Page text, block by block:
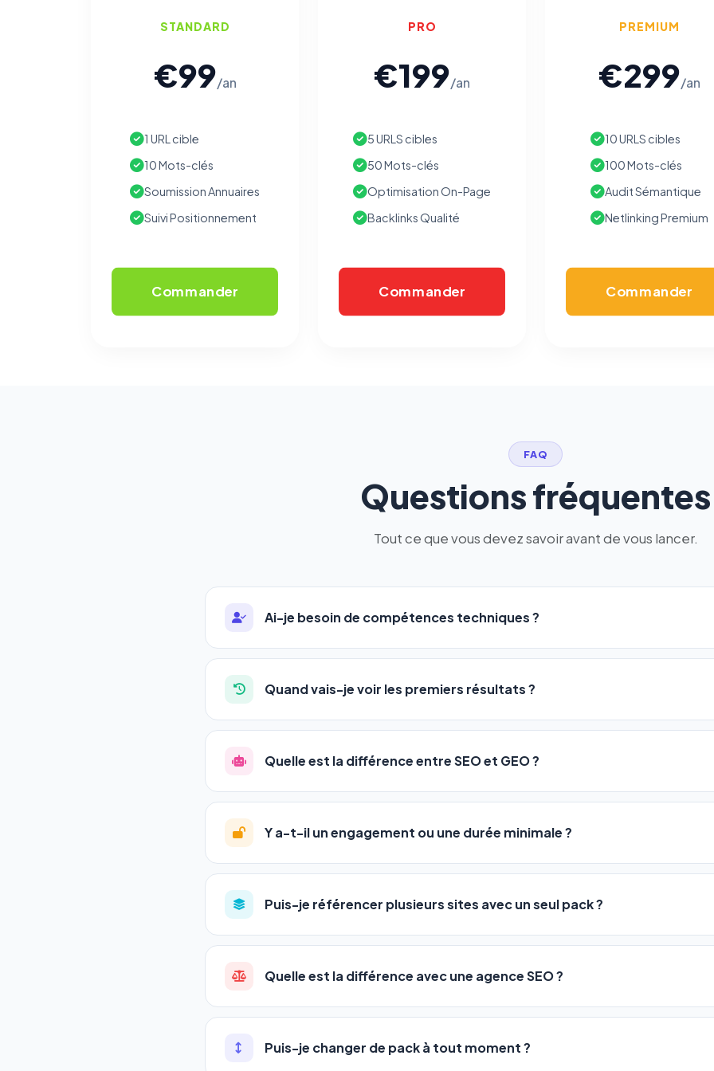
STANDARD
€99/an
1 URL cible
10 Mots-clés
Soumission Annuaires
Suivi Positionnement
Commander
PRO
€199/an
5 URLS cibles
50 Mots-clés
Optimisation On-Page
Backlinks Qualité
Commander
PREMIUM
€299/an
10 URLS cibles
100 Mots-clés
Audit Sémantique
Netlinking Premium
Commander
FAQ
Questions fréquentes
Tout ce que vous devez savoir avant de vous lancer.
Ai-je besoin de compétences techniques ?
Absolument pas. Notre logiciel a été conçu pour être accessible àtous les profils:
auto-entrepreneurs, PME ou agences. Pas de code, pas de configuration complexe —
l'adresse de votre site, décrivez votre activité, et le logiciel gère tout en automatique
Quand vais-je voir les premiers résultats ?
La plupart de nos utilisateurs observent une amélioration de leur positionnement en4
progression
votre tableau de bord.
Quelle est la différence entre SEO et GEO ?
LeSEO(Search Engine Optimization) vous positionne sur les moteurs classiques :
GEO(Generative Engine Optimization) va plus loin : il fait en sorte que les IA
Gemini et Perplexity
vous citent comme référence dans leurs réponses. Notre
deux simultanément et automatiquement.
Y a-t-il un engagement ou une durée minimale ?
Aucun engagement.Tous nos packs sont résiliables à tout moment, directement
en un clic, ou en nous contactant par téléphone (09 73 89 23 94) ou via le support en
pas de frais cachés. Votre liberté est totale.
Puis-je référencer plusieurs sites avec un seul pack ?
Oui ! Chaque pack couvre un nombre de sites différent :
Standard
•Pro→ jusqu'à 5 URLs
Agency→ jusqu'à 50 URLs
Quelle est la différence avec une agence SEO ?
Une agence SEO facture en moyenne entre500 et 3 000€/mois, sans garantie de
visibles en temps réel, un support humain inclus, et une couverture SEO + GEO que
Puis-je changer de pack à tout moment ?
Traceurs des courriels
pixels 2026 / FAQ juillet 2026).
Ce suivi n'est pas géré par ce
bandeau cookies
(cadre distinct du site web). Pour vous y
opposer : utilisez le lien dédié en pied de chaque courriel(« Pour
confidentialité
(section Traceurs dans les Courriels).